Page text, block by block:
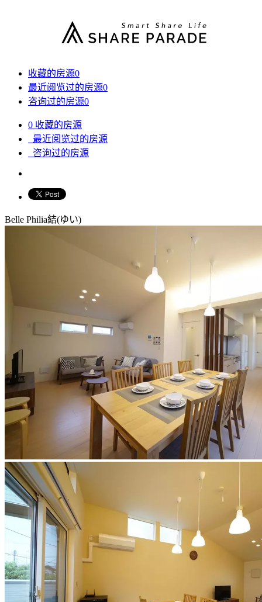
收藏的房源0
最近阅览过的房源0
咨询过的房源0
0 收藏的房源
最近阅览过的房源
咨询过的房源
Belle Philia結(ゆい)